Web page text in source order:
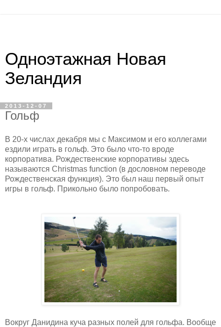
Одноэтажная Новая
Зеландия
2013-12-07
Гольф
В 20-х числах декабря мы с Максимом и его коллегами
ездили играть в гольф. Это было что-то вроде
корпоратива. Рождественские корпоративы здесь
называются Christmas function (в дословном переводе
Рождественская функция). Это был наш первый опыт
игры в гольф. Прикольно было попробовать.
Вокруг Данидина куча разных полей для гольфа. Вообще